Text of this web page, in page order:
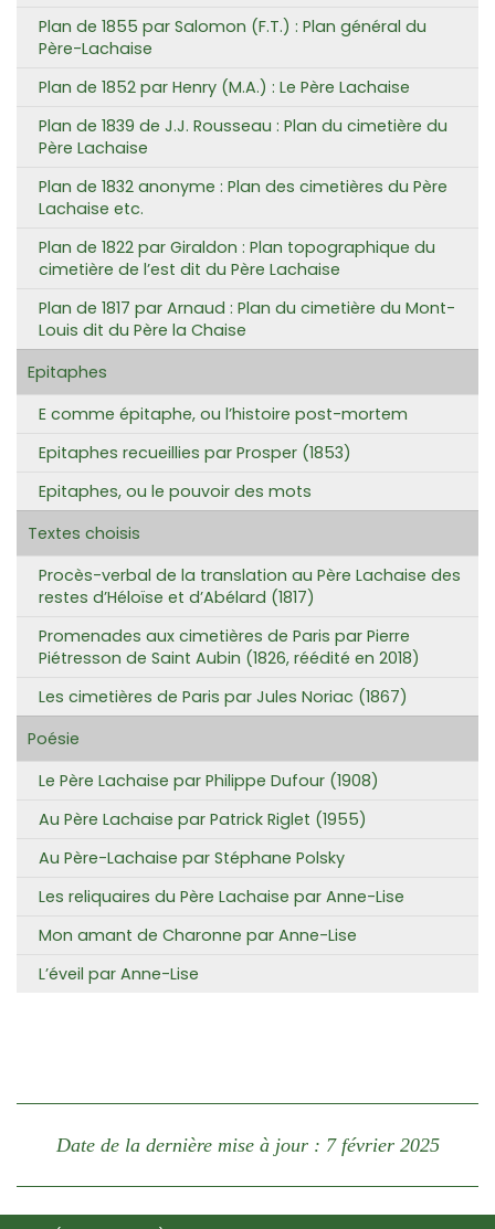
Plan de 1855 par Salomon (F.T.) : Plan général du
Père-Lachaise
Plan de 1852 par Henry (M.A.) : Le Père Lachaise
Plan de 1839 de J.J. Rousseau : Plan du cimetière du
Père Lachaise
Plan de 1832 anonyme : Plan des cimetières du Père
Lachaise etc.
Plan de 1822 par Giraldon : Plan topographique du
cimetière de l’est dit du Père Lachaise
Plan de 1817 par Arnaud : Plan du cimetière du Mont-
Louis dit du Père la Chaise
Epitaphes
E comme épitaphe, ou l’histoire post-mortem
Epitaphes recueillies par Prosper (1853)
Epitaphes, ou le pouvoir des mots
Textes choisis
Procès-verbal de la translation au Père Lachaise des
restes d’Héloïse et d’Abélard (1817)
Promenades aux cimetières de Paris par Pierre
Piétresson de Saint Aubin (1826, réédité en 2018)
Les cimetières de Paris par Jules Noriac (1867)
Poésie
Le Père Lachaise par Philippe Dufour (1908)
Au Père Lachaise par Patrick Riglet (1955)
Au Père-Lachaise par Stéphane Polsky
Les reliquaires du Père Lachaise par Anne-Lise
Mon amant de Charonne par Anne-Lise
L’éveil par Anne-Lise
Date de la dernière mise à jour : 7 février 2025